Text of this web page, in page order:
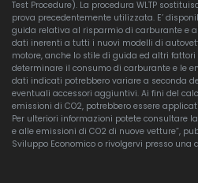
Test Procedure). La procedura WLTP
prova precedentemente utilizzata. E’
guida relativa al risparmio di carburante e
dati inerenti a tutti i nuovi modelli di
motore, anche lo stile di guida ed altri
determinare il consumo di carburante e le
dati indicati potrebbero variare a seconda
eventuali accessori aggiuntivi. Ai fini del
emissioni di CO2, potrebbero essere
Per ulteriori informazioni potete consultare
e alle emissioni di CO2 di nuove vetture”,
Sviluppo Economico o rivolgervi presso una